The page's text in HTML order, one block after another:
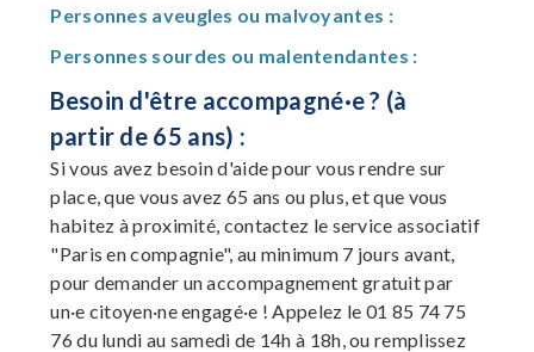
Personnes aveugles ou malvoyantes :
Personnes sourdes ou malentendantes :
Besoin d'être accompagné·e ? (à
partir de 65 ans) :
Si vous avez besoin d'aide pour vous rendre sur
place, que vous avez 65 ans ou plus, et que vous
habitez à proximité, contactez le service associatif
"Paris en compagnie", au minimum 7 jours avant,
pour demander un accompagnement gratuit par
un·e citoyen·ne engagé·e ! Appelez le 01 85 74 75
76 du lundi au samedi de 14h à 18h, ou remplissez